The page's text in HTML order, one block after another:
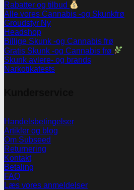
Rabatter og tilbud
Alle vores Cannabis -og Skunkfrø
Groudstyr
Headshop
Billige Skunk -og Cannabis frø
Gratis Skunk -og Cannabis frø
Skunk avlere- og brands
Narkotikatests
Handelsbetingelser
Artikler og blog
Om Subseed
Returnering
Kontakt
Betaling
FAQ
Læs vores anmeldelser